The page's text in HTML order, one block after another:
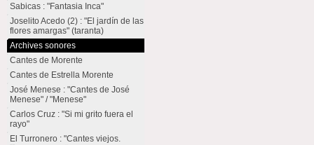
Sabicas : "Fantasia Inca"
Joselito Acedo (2) : "El jardín de las
flores amargas" (taranta)
Archives sonores
Cantes de Morente
Cantes de Estrella Morente
José Menese : "Cantes de José
Menese" / "Menese"
Carlos Cruz : "Si mi grito fuera el
rayo"
El Turronero : "Cantes viejos.